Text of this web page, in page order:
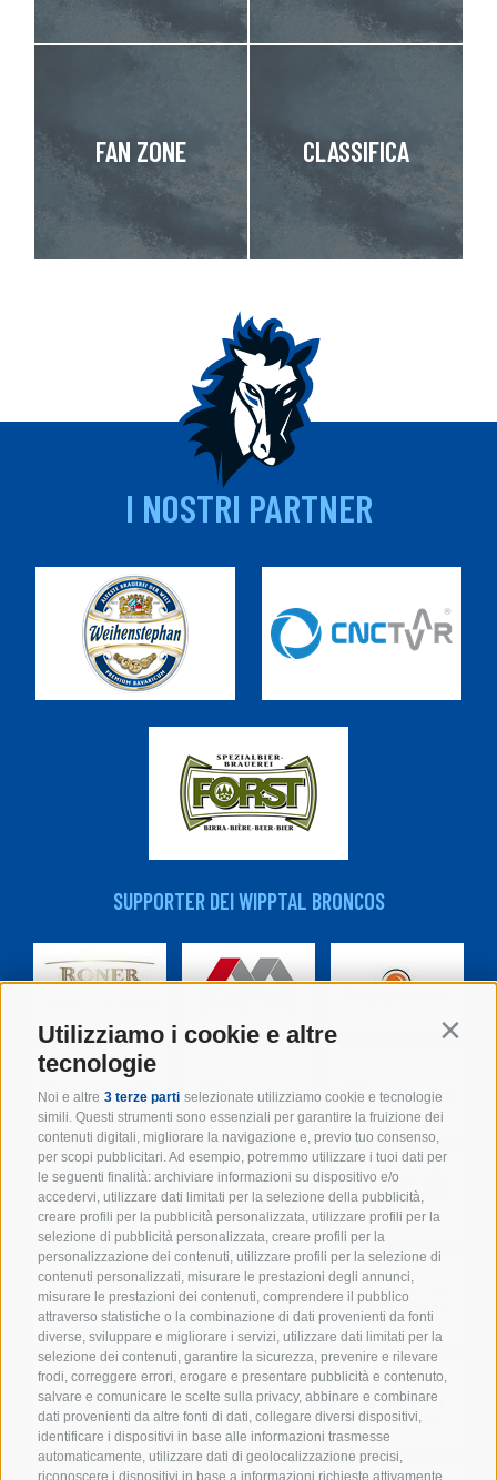
Utilizziamo i cookie e altre
tecnologie
Noi e altre 3 terze parti selezionate utilizziamo cookie e tecnologie
simili. Questi strumenti sono essenziali per garantire la fruizione dei
contenuti digitali, migliorare la navigazione e, previo tuo consenso,
per scopi pubblicitari. Ad esempio, potremmo utilizzare i tuoi dati per
le seguenti finalità: archiviare informazioni su dispositivo e/o
accedervi, utilizzare dati limitati per la selezione della pubblicità,
creare profili per la pubblicità personalizzata, utilizzare profili per la
selezione di pubblicità personalizzata, creare profili per la
personalizzazione dei contenuti, utilizzare profili per la selezione di
contenuti personalizzati, misurare le prestazioni degli annunci,
misurare le prestazioni dei contenuti, comprendere il pubblico
attraverso statistiche o la combinazione di dati provenienti da fonti
diverse, sviluppare e migliorare i servizi, utilizzare dati limitati per la
selezione dei contenuti, garantire la sicurezza, prevenire e rilevare
frodi, correggere errori, erogare e presentare pubblicità e contenuto,
salvare e comunicare le scelte sulla privacy, abbinare e combinare
dati provenienti da altre fonti di dati, collegare diversi dispositivi,
identificare i dispositivi in base alle informazioni trasmesse
automaticamente, utilizzare dati di geolocalizzazione precisi,
riconoscere i dispositivi in base a informazioni richieste attivamente.
FAN ZONE CLASSIFICA
I NOSTRI PARTNER
SUPPORTER DEI WIPPTAL BRONCOS